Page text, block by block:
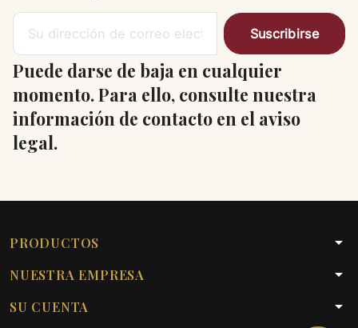
Puede darse de baja en cualquier
momento. Para ello, consulte nuestra
información de contacto en el aviso
legal.
PRODUCTOS arrow_drop_down
NUESTRA EMPRESA arrow_drop_down
SU CUENTA arrow_drop_down